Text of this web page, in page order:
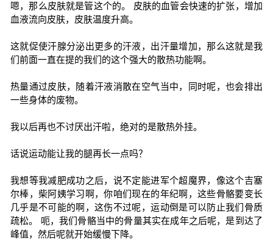
嗯，那么皮肤就是管这个的。 皮肤的血管会快速的扩张，增加
血液流向皮肤，皮肤温度升高。
这就促使汗腺分泌出更多的汗液，出汗量增加，那么这就是我
们前面一直在提的我们的这个强大的散热功能啊。
热量通过皮肤，随着汗液消散在空气当中，同时呢，也会排出
一些身体的废物。
我以后再也不讨厌出汗啦，绝对的是散热外挂。
话说运动能让我的腿再长一点吗？
我想等我减肥成功之后，说不定能进军个超魔界，像这个吉塞
尔棒，柴阿姨学习啊，你咱们现在的年纪啊，这些骨骼要变长
几乎是不可能的啊，这伤不过呢，运动倒是可以防止我们骨质
疏松。 呃，我们骨骼当中的骨量其实在成年之后呢，是到达了
峰值，然后呢就开始缓慢下降。